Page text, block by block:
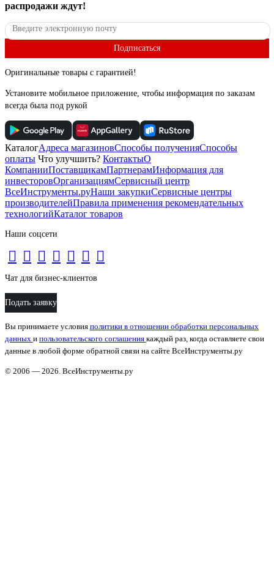
распродажи ждут!
Подписаться
Оригинальные товары с гарантией!
Установите мобильное приложение, чтобы информация по заказам
всегда была под рукой
КаталогАдреса магазиновСпособы полученияСпособы
оплаты Что улучшить? КонтактыО
КомпанииПоставщикамПартнерамИнформация для
инвесторовОрганизациямСервисный центр
ВсеИнструменты.руНаши закупкиСервисные центры
производителейПравила применения рекомендательных
технологийКаталог товаров
Наши соцсети
Чат для бизнес-клиентов
Подать заявку
Вы принимаете условия политики в отношении обработки персональных
данных и пользовательского соглашения каждый раз, когда оставляете свои
данные в любой форме обратной связи на сайте ВсеИнструменты.ру
© 2006 — 2026. ВсеИнструменты.ру